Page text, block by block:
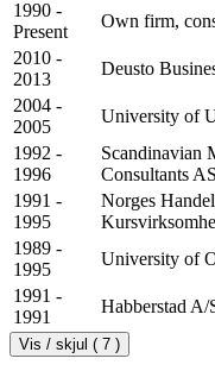
1990 -
Present
Own firm,
2010 -
2013
Deusto
2004 -
2005
University of
1992 -
1996
Scandinavian
Consultants AS
1991 -
1995
Norges
1989 -
1995
University of
1991 -
1991
Habberstad A/
Vis / skjul ( 7 )